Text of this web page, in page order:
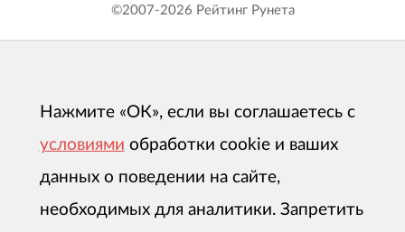
©2007-2026 Рейтинг Рунета
Нажмите «ОК», если вы соглашаетесь с
условиями обработки cookie и ваших
данных о поведении на сайте,
необходимых для аналитики. Запретить